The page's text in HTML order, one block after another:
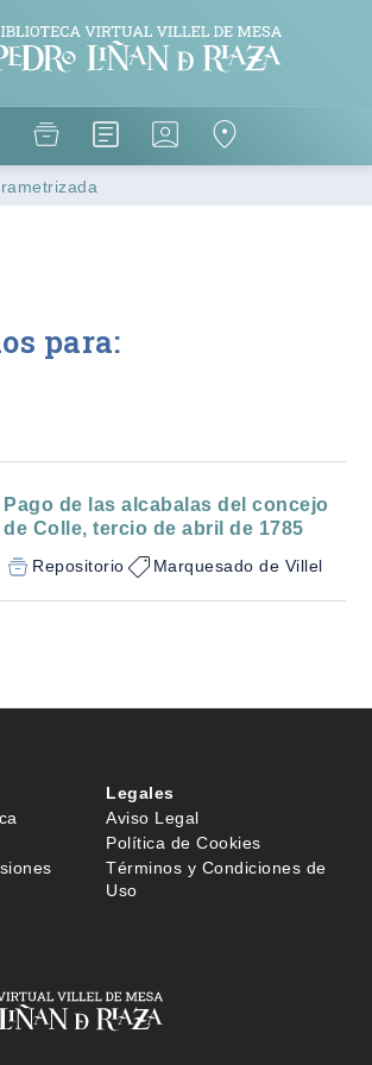
para:
Pago de las alcabalas del concejo
de Colle, tercio de abril de 1785
Repositorio Marquesado de Villel
Legales
Aviso Legal
Política de Cookies
Términos y Condiciones de
Uso